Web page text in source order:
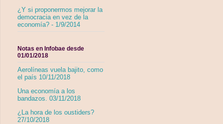
¿Y si proponermos mejorar la
democracia en vez de la
economía? - 1/9/2014
Notas en Infobae desde
01/01/2018
Aerolíneas vuela bajito, como
el país 10/11/2018
Una economía a los
bandazos. 03/11/2018
¿La hora de los oustiders?
27/10/2018